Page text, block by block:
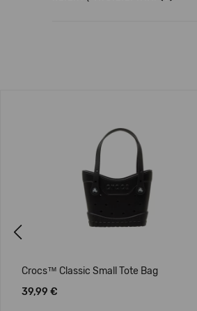
Crocs™ Classic Small Tote Bag
39,99 €